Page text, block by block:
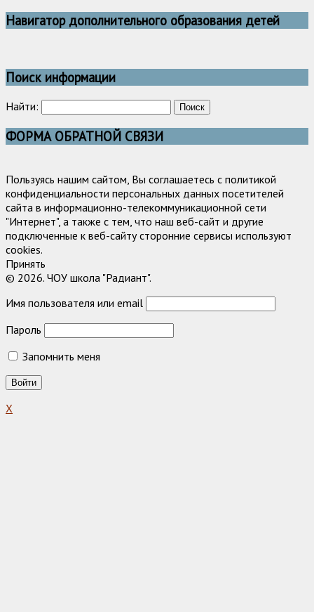
Навигатор дополнительного образования детей
Поиск информации
Найти:
ФОРМА ОБРАТНОЙ СВЯЗИ
Пользуясь нашим сайтом, Вы соглашаетесь с политикой
конфиденциальности персональных данных посетителей
сайта в информационно-телекоммуникационной сети
"Интернет", а также с тем, что наш веб-сайт и другие
подключенные к веб-сайту сторонние сервисы используют
cookies.
Принять
© 2026. ЧОУ школа "Радиант".
Имя пользователя или email
Пароль
Запомнить меня
X